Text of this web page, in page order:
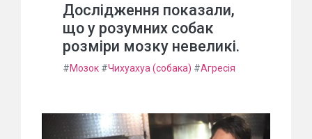
Дослідження показали,
що у розумних собак
розміри мозку невеликі.
#Мозок #Чихуахуа (собака) #Агресія